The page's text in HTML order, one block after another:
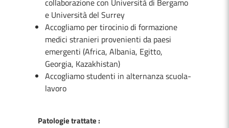
collaborazione con Università di Bergamo
e Università del Surrey
Accogliamo per tirocinio di formazione
medici stranieri provenienti da paesi
emergenti (Africa, Albania, Egitto,
Georgia, Kazakhistan)
Accogliamo studenti in alternanza scuola-
lavoro
Patologie trattate :